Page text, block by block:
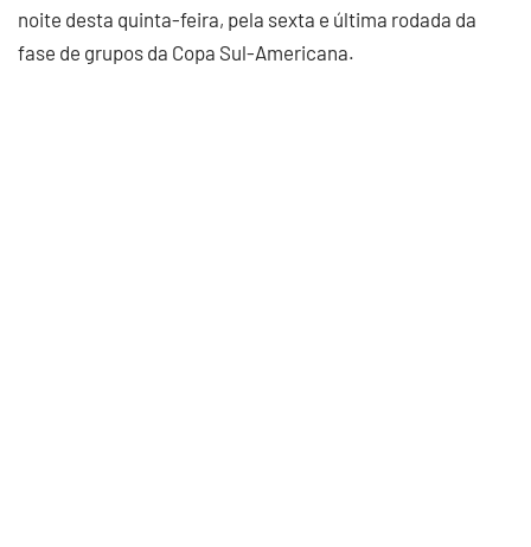
noite desta quinta-feira, pela sexta e última rodada da
fase de grupos da Copa Sul-Americana.